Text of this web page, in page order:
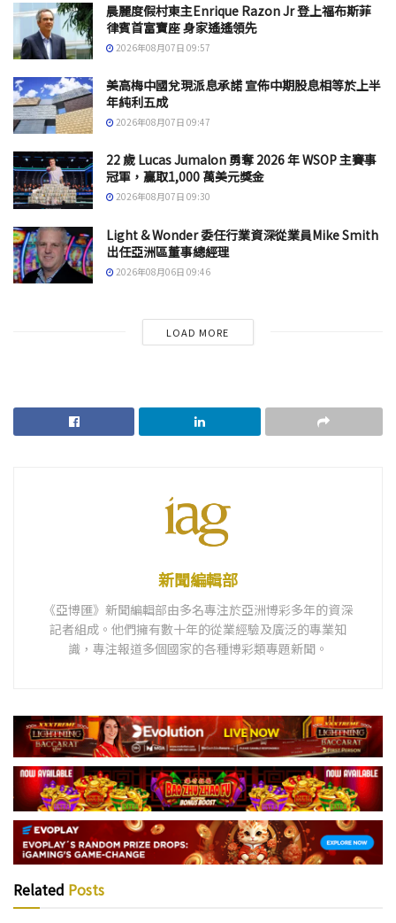
晨麗度假村東主Enrique Razon Jr 登上福布斯菲
律賓首富寶座 身家遙遙領先
2026年08月07日 09:57
美高梅中國兌現派息承諾 宣佈中期股息相等於上半
年純利五成
2026年08月07日 09:47
22 歲 Lucas Jumalon 勇奪 2026 年 WSOP 主賽事
冠軍，贏取1,000 萬美元獎金
2026年08月07日 09:30
Light & Wonder 委任行業資深從業員Mike Smith
出任亞洲區董事總經理
2026年08月06日 09:46
LOAD MORE
新聞編輯部
《亞博匯》新聞編輯部由多名專注於亞洲博彩多年的資深
記者組成。他們擁有數十年的從業經驗及廣泛的專業知
識，專注報道多個國家的各種博彩類專題新聞。
Related Posts